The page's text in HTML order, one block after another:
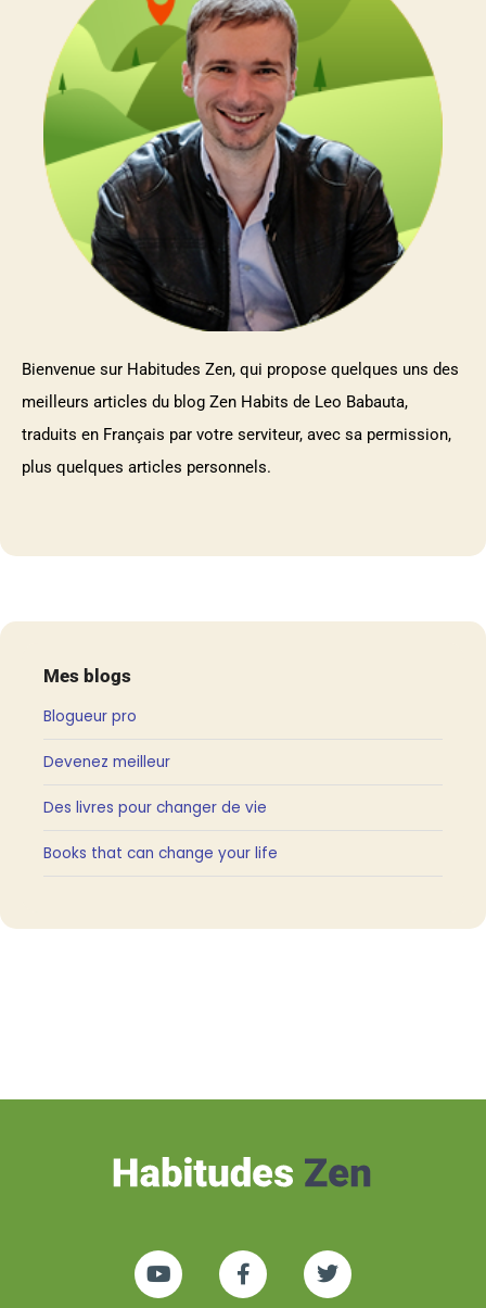
Bienvenue sur Habitudes Zen, qui propose quelques uns des
meilleurs articles du blog Zen Habits de Leo Babauta,
traduits en Français par votre serviteur, avec sa permission,
plus quelques articles personnels.
Mes blogs
Blogueur pro
Devenez meilleur
Des livres pour changer de vie
Books that can change your life